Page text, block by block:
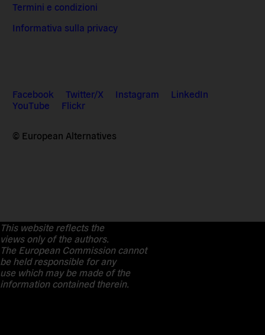
Termini e condizioni
Informativa sulla privacy
Facebook Twitter/X Instagram
LinkedIn
YouTube
Flickr
© European Alternatives
This website reflects the
views only of the authors.
The European Commission cannot
be held responsible for any
use which may be made of the
information contained therein.